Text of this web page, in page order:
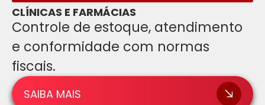
CLÍNICAS E FARMÁCIAS
Controle de estoque, atendimento
e conformidade com normas
fiscais.
SAIBA MAIS